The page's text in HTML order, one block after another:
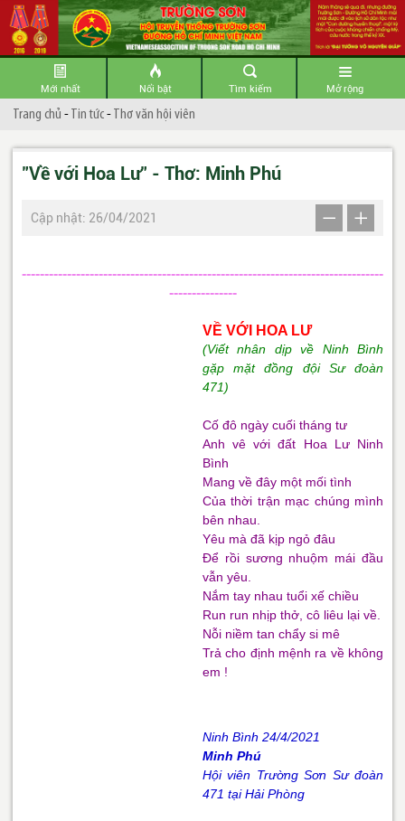
Mới nhất Nổi bật Tìm kiếm Mở rộng
Trang chủ -Tin tức-Thơ văn hội viên
"Về với Hoa Lư" - Thơ: Minh Phú
Cập nhật: 26/04/2021
--------------------------------------------------------------------------------
---------------
VỀ VỚI HOA LƯ
(Viết nhân dịp về Ninh Bình
gặp mặt đồng đội Sư đoàn
471)
Cố đô ngày cuối tháng tư
Anh vê với đất Hoa Lư Ninh
Bình
Mang về đây một mối tình
Của thời trận mạc chúng mình
bên nhau.
Yêu mà đã kịp ngỏ đâu
Để rồi sương nhuộm mái đầu
vẫn yêu.
Nắm tay nhau tuổi xế chiều
Run run nhịp thở, cô liêu lại về.
Nỗi niềm tan chẩy si mê
Trả cho định mệnh ra về không
em !
Ninh Bình 24/4/2021
Minh Phú
Hội viên Trường Sơn Sư đoàn
471 tại Hải Phòng